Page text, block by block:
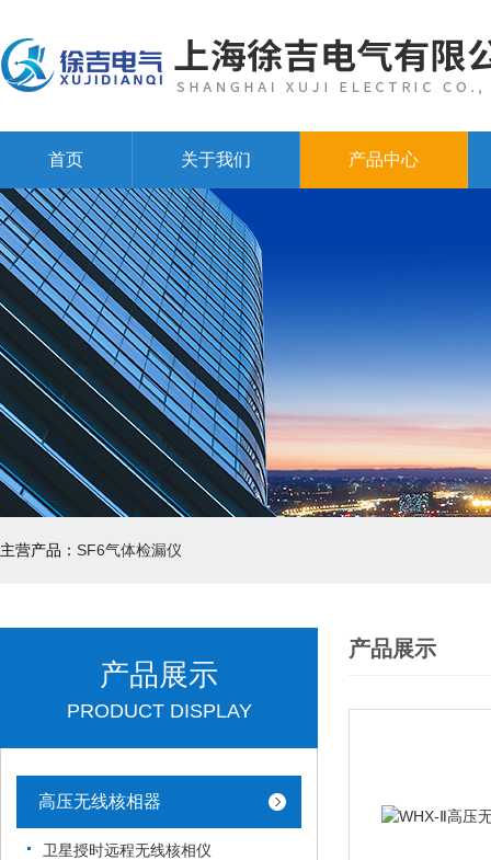
首页 关于我们 产品中心
主营产品： SF6气体检漏仪
产品展示
PRODUCT DISPLAY
高压无线核相器
卫星授时远程无线核相仪
产品展示